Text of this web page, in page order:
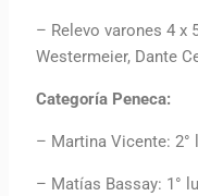
– Relevo varones 4 x
Westermeier, Dante
Categoría Peneca:
– Martina Vicente: 2°
– Matías Bassay: 1°